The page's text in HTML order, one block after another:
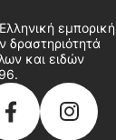
εμπορική
δραστηριότητά
και ειδών